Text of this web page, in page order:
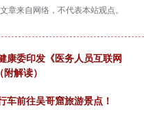
章来自网络，不代表本站观点。
康委印发《医务人员互联网
解读）
车前往吴哥窟旅游景点！